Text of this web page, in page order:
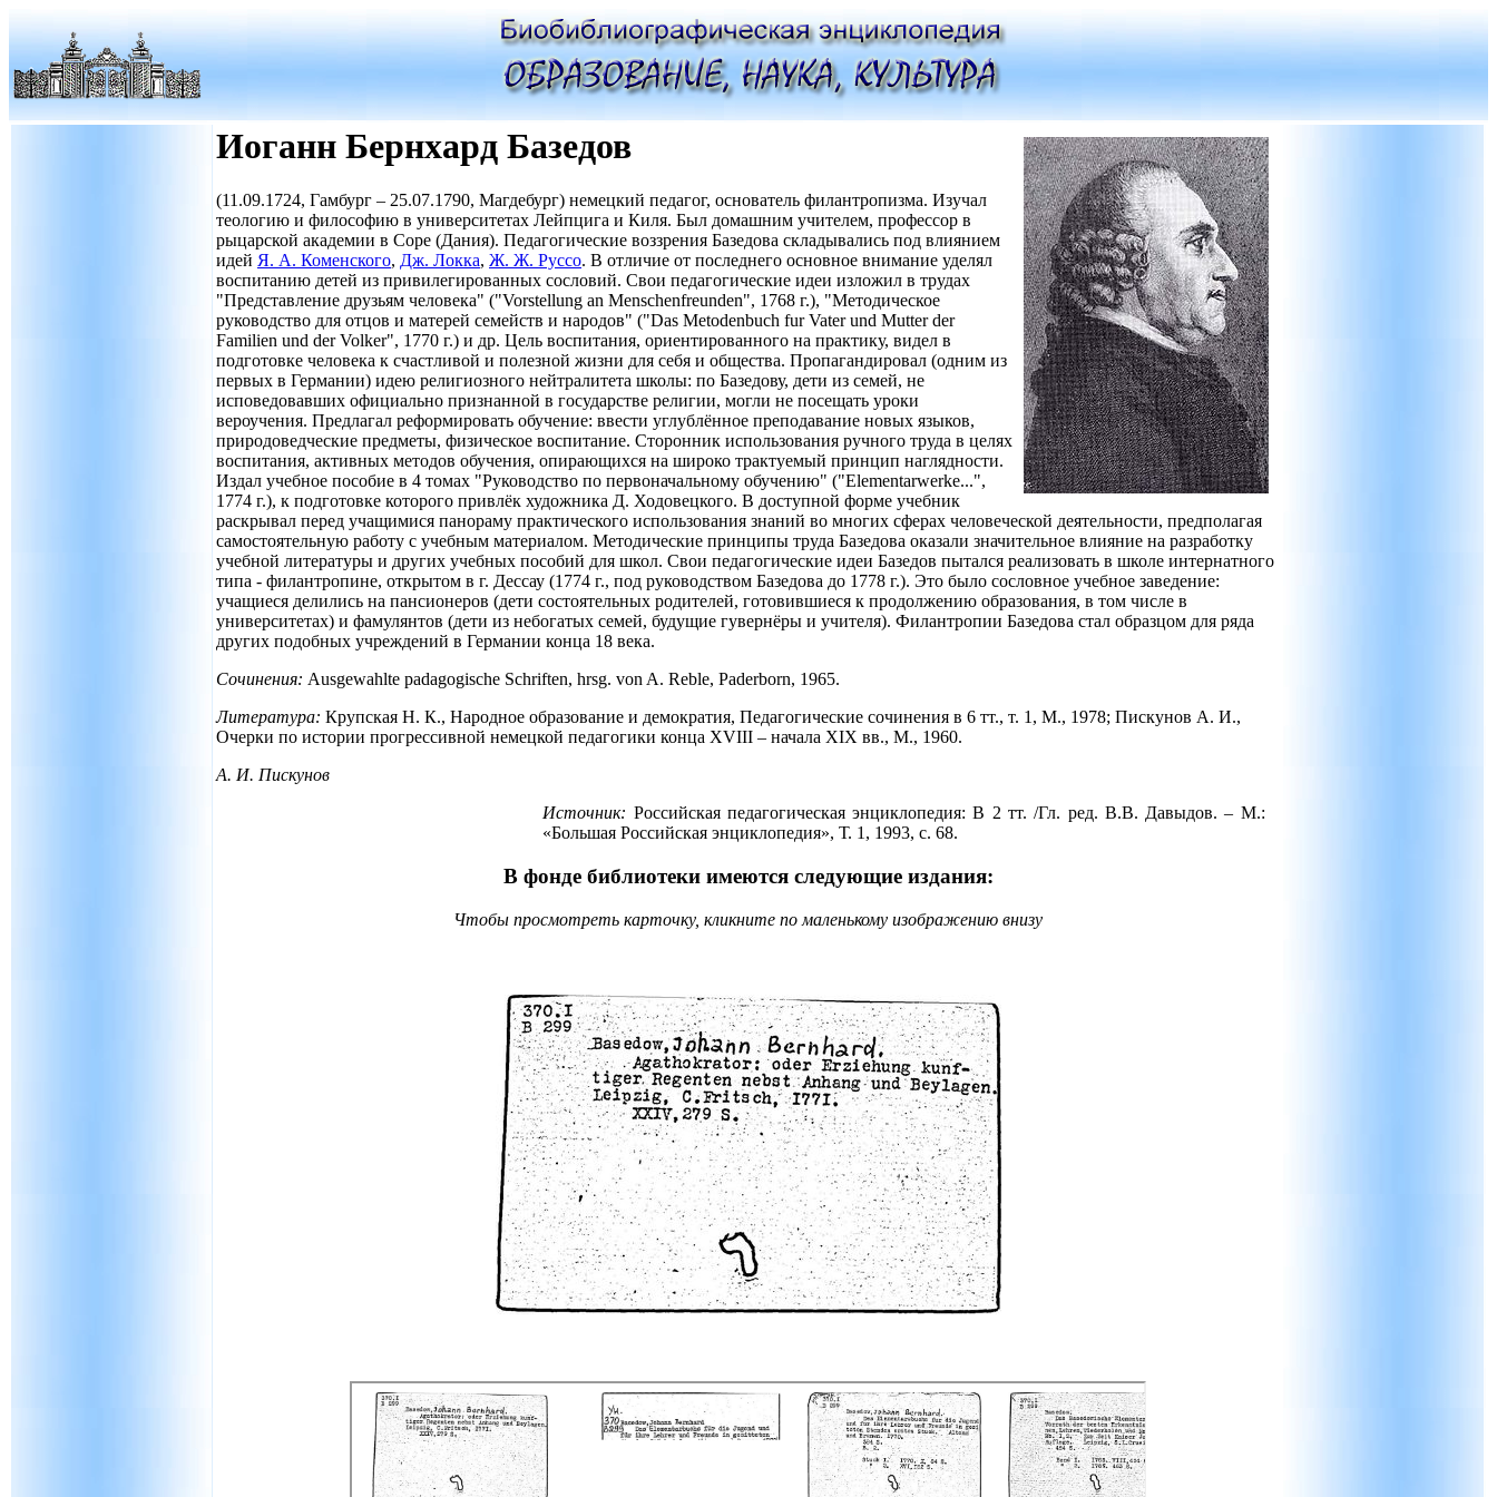
Иоганн Бернхард Базедов
(11.09.1724, Гамбург – 25.07.1790, Магдебург) немецкий педагог, основатель филантропизма. Изучал
теологию и философию в университетах Лейпцига и Киля. Был домашним учителем, профессор в
рыцарской академии в Соре (Дания). Педагогические воззрения Базедова складывались под влиянием
идей Я. А. Коменского, Дж. Локка, Ж. Ж. Руссо. В отличие от последнего основное внимание уделял
воспитанию детей из привилегированных сословий. Свои педагогические идеи изложил в трудах
"Представление друзьям человека" ("Vorstellung an Menschenfreunden", 1768 г.), "Методическое
руководство для отцов и матерей семейств и народов" ("Das Metodenbuch fur Vater und Mutter der
Familien und der Volker", 1770 г.) и др. Цель воспитания, ориентированного на практику, видел в
подготовке человека к счастливой и полезной жизни для себя и общества. Пропагандировал (одним из
первых в Германии) идею религиозного нейтралитета школы: по Базедову, дети из семей, не
исповедовавших официально признанной в государстве религии, могли не посещать уроки
вероучения. Предлагал реформировать обучение: ввести углублённое преподавание новых языков,
природоведческие предметы, физическое воспитание. Сторонник использования ручного труда в целях
воспитания, активных методов обучения, опирающихся на широко трактуемый принцип наглядности.
Издал учебное пособие в 4 томах "Руководство по первоначальному обучению" ("Elementarwerke...",
1774 г.), к подготовке которого привлёк художника Д. Ходовецкого. В доступной форме учебник
раскрывал перед учащимися панораму практического использования знаний во многих сферах человеческой деятельности, предполагая
самостоятельную работу с учебным материалом. Методические принципы труда Базедова оказали значительное влияние на разработку
учебной литературы и других учебных пособий для школ. Свои педагогические идеи Базедов пытался реализовать в школе интернатного
типа - филантропине, открытом в г. Дессау (1774 г., под руководством Базедова до 1778 г.). Это было сословное учебное заведение:
учащиеся делились на пансионеров (дети состоятельных родителей, готовившиеся к продолжению образования, в том числе в
университетах) и фамулянтов (дети из небогатых семей, будущие гувернёры и учителя). Филантропии Базедова стал образцом для ряда
других подобных учреждений в Германии конца 18 века.
Сочинения: Ausgewahlte padagogische Schriften, hrsg. von A. Reble, Paderborn, 1965.
Литература: Крупская Н. К., Народное образование и демократия, Педагогические сочинения в 6 тт., т. 1, М., 1978; Пискунов А. И.,
Очерки по истории прогрессивной немецкой педагогики конца XVIII – начала XIX вв., М., 1960.
А. И. Пискунов
Источник: Российская педагогическая энциклопедия: В 2 тт. /Гл. ред. В.В. Давыдов. – М.:
«Большая Российская энциклопедия», Т. 1, 1993, с. 68.
В фонде библиотеки имеются следующие издания:
Чтобы просмотреть карточку, кликните по маленькому изображению внизу